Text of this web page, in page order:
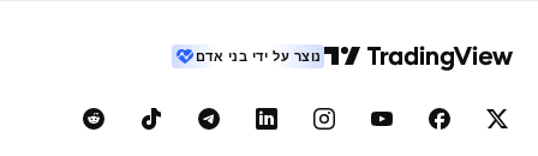
נוצר על ידי בני אדם